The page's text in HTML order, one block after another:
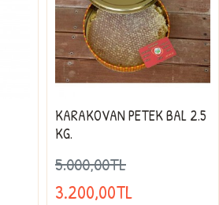
KARAKOVAN PETEK BAL 2.5
KG.
5.000,00TL
3.200,00TL